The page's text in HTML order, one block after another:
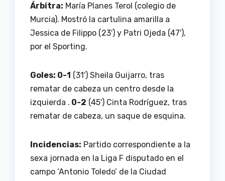
Árbitra: María Planes Terol (colegio de
Murcia). Mostró la cartulina amarilla a
Jessica de Filippo (23′) y Patri Ojeda (47′),
por el Sporting.
Goles: 0-1 (31′) Sheila Guijarro, tras
rematar de cabeza un centro desde la
izquierda . 0-2 (45′) Cinta Rodríguez, tras
rematar de cabeza, un saque de esquina.
Incidencias: Partido correspondiente a la
sexa jornada en la Liga F disputado en el
campo ‘Antonio Toledo’ de la Ciudad